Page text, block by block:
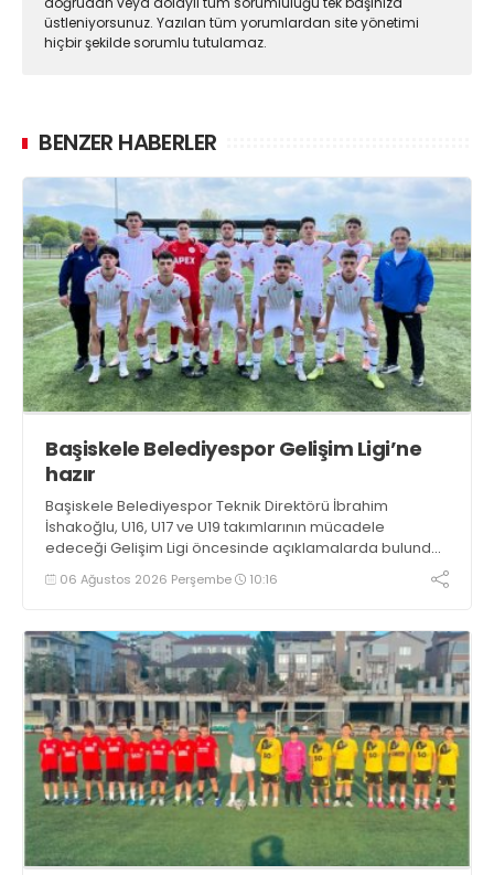
üstleniyorsunuz. Yazılan tüm yorumlardan site yönetimi
hiçbir şekilde sorumlu tutulamaz.
BENZER HABERLER
Başiskele Belediyespor Gelişim Ligi’ne
hazır
Başiskele Belediyespor Teknik Direktörü İbrahim
İshakoğlu, U16, U17 ve U19 takımlarının mücadele
edeceği Gelişim Ligi öncesinde açıklamalarda bulundu.
Genç oyuncuların gelişimine dikkat çeken İshakoğlu,
hedeflerinin sadece sonuç almak değil, Türk futboluna
06 Ağustos 2026 Perşembe 10:16